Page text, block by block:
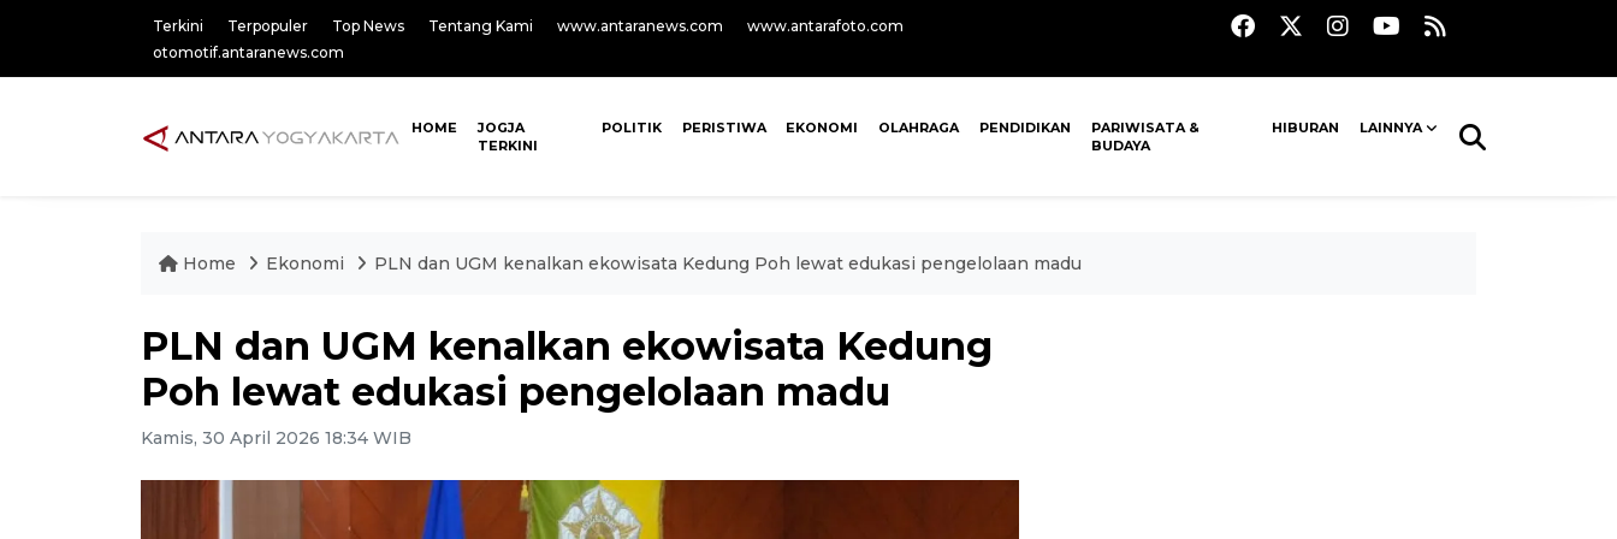
Terkini Terpopuler Top News Tentang Kami www.antaranews.com
www.antarafoto.com
otomotif.antaranews.com
HOME
JOGJA
TERKINI
POLITIK PERISTIWA EKONOMI OLAHRAGA PENDIDIKAN
PARIWISATA &
BUDAYA
HIBURAN LAINNYA
Home Ekonomi PLN dan UGM kenalkan ekowisata Kedung Poh lewat edukasi pengelolaan madu
PLN dan UGM kenalkan ekowisata Kedung
Poh lewat edukasi pengelolaan madu
Kamis, 30 April 2026 18:34 WIB